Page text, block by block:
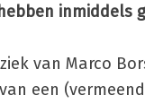
inmiddels
van Marco
een